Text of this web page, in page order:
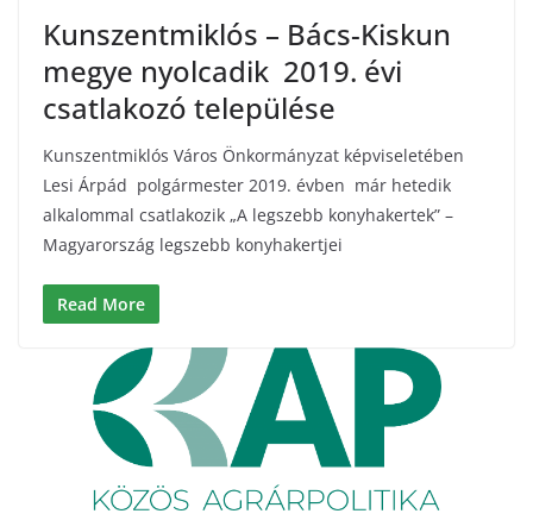
Kunszentmiklós – Bács-Kiskun
megye nyolcadik 2019. évi
csatlakozó települése
Kunszentmiklós Város Önkormányzat képviseletében
Lesi Árpád polgármester 2019. évben már hetedik
alkalommal csatlakozik „A legszebb konyhakertek” –
Magyarország legszebb konyhakertjei
Read More